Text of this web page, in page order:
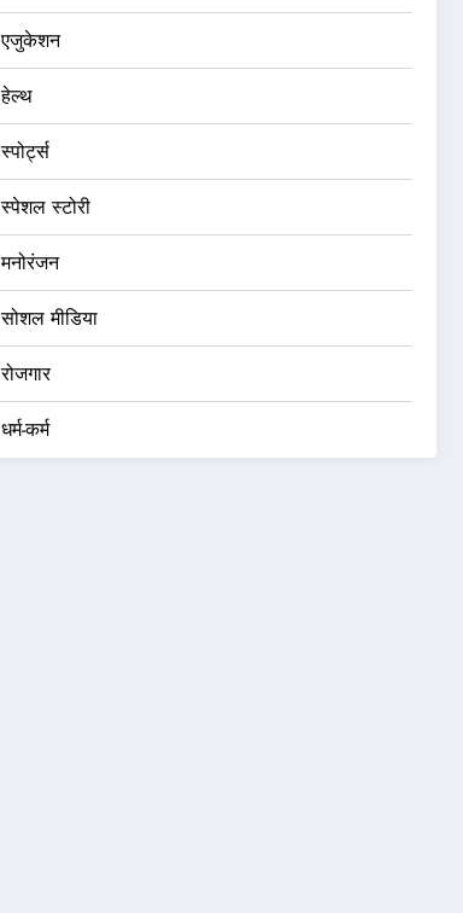
एजुकेशन
हेल्थ
स्पोर्ट्स
स्पेशल स्टोरी
मनोरंजन
सोशल मीडिया
रोजगार
धर्म-कर्म